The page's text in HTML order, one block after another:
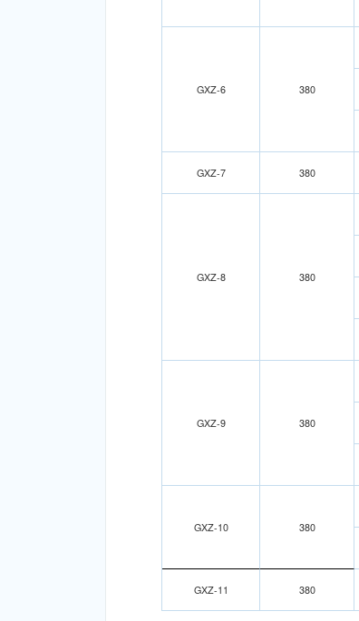
GXZ-6 380
GXZ-7 380
GXZ-8 380
GXZ-9 380
GXZ-10 380
GXZ-11 380